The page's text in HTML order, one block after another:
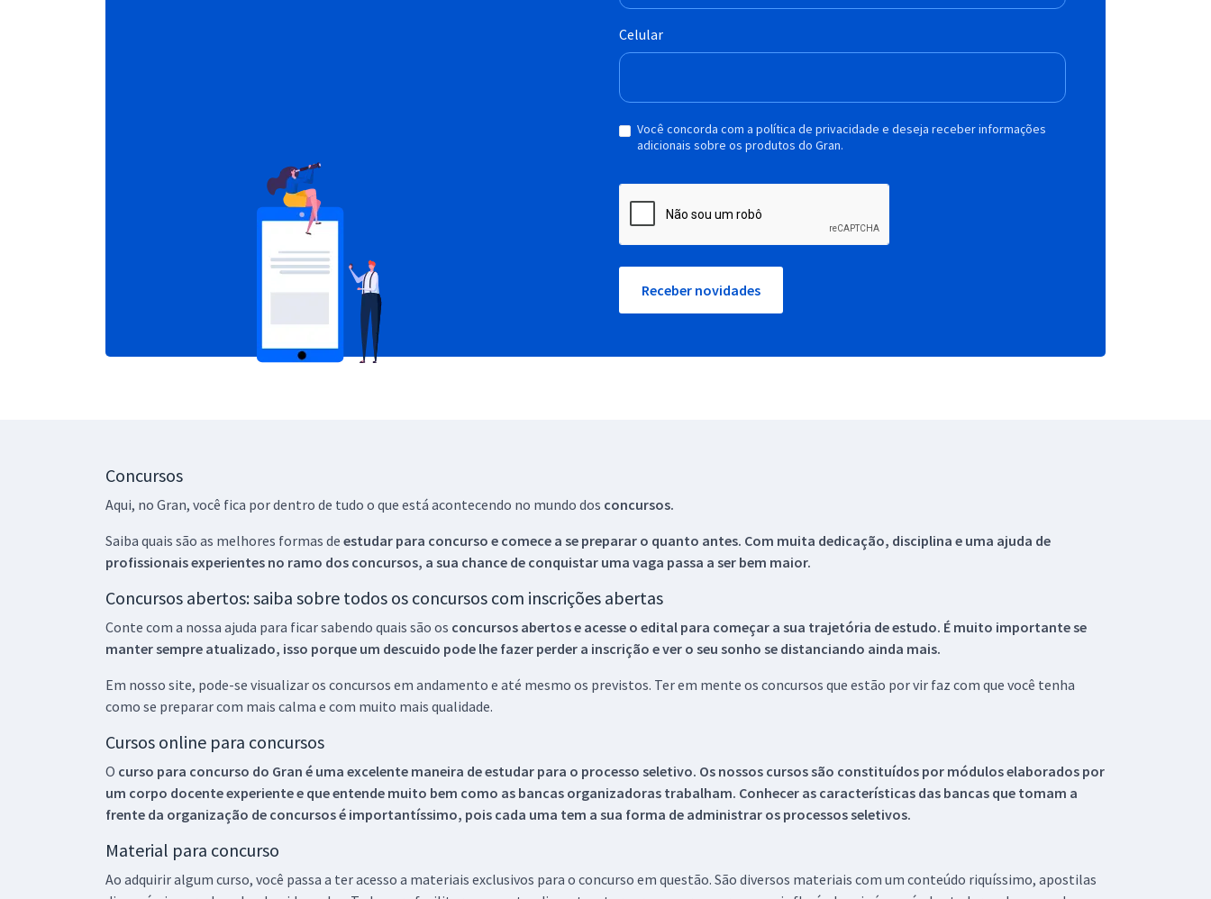
Celular
Você concorda com a política de privacidade e deseja receber informações
adicionais sobre os produtos do Gran.
Receber novidades
Concursos
Aqui, no Gran, você fica por dentro de tudo o que está acontecendo no mundo dos concursos.
Saiba quais são as melhores formas de estudar para concurso e comece a se preparar o quanto antes. Com muita dedicação, disciplina e uma ajuda de
profissionais experientes no ramo dos concursos, a sua chance de conquistar uma vaga passa a ser bem maior.
Concursos abertos: saiba sobre todos os concursos com inscrições abertas
Conte com a nossa ajuda para ficar sabendo quais são os concursos abertos e acesse o edital para começar a sua trajetória de estudo. É muito importante se
manter sempre atualizado, isso porque um descuido pode lhe fazer perder a inscrição e ver o seu sonho se distanciando ainda mais.
Em nosso site, pode-se visualizar os concursos em andamento e até mesmo os previstos. Ter em mente os concursos que estão por vir faz com que você tenha
como se preparar com mais calma e com muito mais qualidade.
Cursos online para concursos
O curso para concurso do Gran é uma excelente maneira de estudar para o processo seletivo. Os nossos cursos são constituídos por módulos elaborados por
um corpo docente experiente e que entende muito bem como as bancas organizadoras trabalham. Conhecer as características das bancas que tomam a
frente da organização de concursos é importantíssimo, pois cada uma tem a sua forma de administrar os processos seletivos.
Material para concurso
Ao adquirir algum curso, você passa a ter acesso a materiais exclusivos para o concurso em questão. São diversos materiais com um conteúdo riquíssimo, apostilas